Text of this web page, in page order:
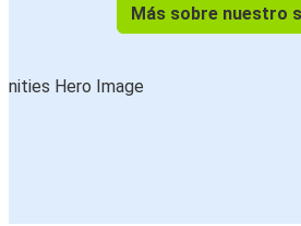
Más sobre nuestro